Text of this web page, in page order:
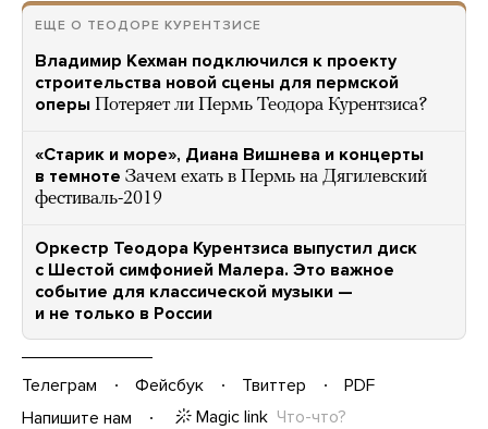
ЕЩЕ О ТЕОДОРЕ КУРЕНТЗИСЕ
Владимир Кехман подключился к проекту
строительства новой сцены для пермской
оперы Потеряет ли Пермь Теодора Курентзиса?
«Старик и море», Диана Вишнева и концерты
в темноте Зачем ехать в Пермь на Дягилевский
фестиваль-2019
Оркестр Теодора Курентзиса выпустил диск
с Шестой симфонией Малера. Это важное
событие для классической музыки —
и не только в России
Телеграм Фейсбук Твиттер
PDF
Напишите нам
Magic link Что-что?